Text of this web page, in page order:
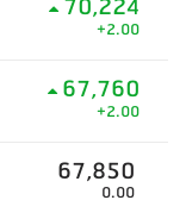
+2.00
67,760
+2.00
67,850
0.00